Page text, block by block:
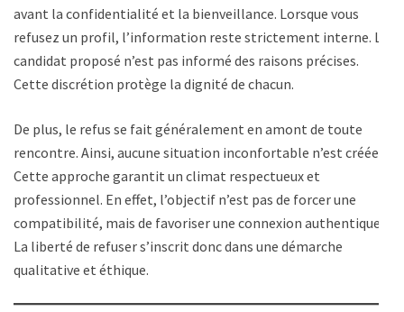
avant la confidentialité et la bienveillance. Lorsque vous
refusez un profil, l’information reste strictement interne. Le
candidat proposé n’est pas informé des raisons précises.
Cette discrétion protège la dignité de chacun.
De plus, le refus se fait généralement en amont de toute
rencontre. Ainsi, aucune situation inconfortable n’est créée.
Cette approche garantit un climat respectueux et
professionnel. En effet, l’objectif n’est pas de forcer une
compatibilité, mais de favoriser une connexion authentique.
La liberté de refuser s’inscrit donc dans une démarche
qualitative et éthique.